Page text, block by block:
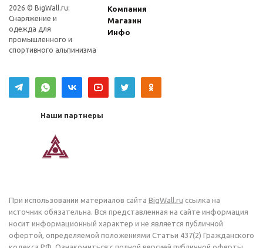
2026 © BigWall.ru:
Снаряжение и
одежда для
промышленного и
спортивного альпинизма
Компания
Магазин
Инфо
Наши партнеры
При использовании материалов сайта BigWall.ru ссылка на
источник обязательна. Вся представленная на сайте информация
носит информационный характер и не является публичной
офертой, определяемой положениями Статьи 437(2) Гражданского